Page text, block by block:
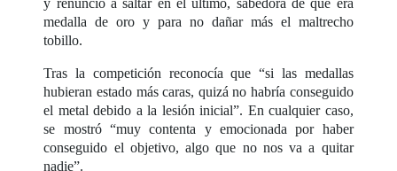
medalla de oro y para no dañar más el maltrecho
tobillo.
Tras la competición reconocía que “si las medallas
hubieran estado más caras, quizá no habría conseguido
el metal debido a la lesión inicial”. En cualquier caso,
se mostró “muy contenta y emocionada por haber
conseguido el objetivo, algo que no nos va a quitar
nadie”.